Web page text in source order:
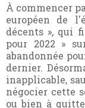
À commencer
européen de
décents », qui
pour 2022 »
abandonnée
dernier.
inapplicable,
négocier cette
ou bien à